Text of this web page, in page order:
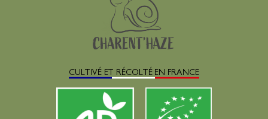
CULTIVÉ ET RÉCOLTÉ EN FRANCE